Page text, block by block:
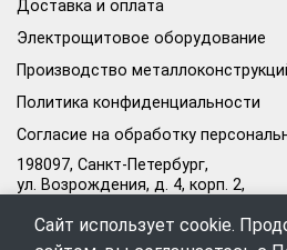
Доставка и оплата
Электрощитовое оборудование
Производство
Политика конфиденциальности
Согласие на обработку
198097, Санкт-Петербург,
ул. Возрождения, д. 4, корп. 2,
Режим работы офиса:
Сайт использует cookie.